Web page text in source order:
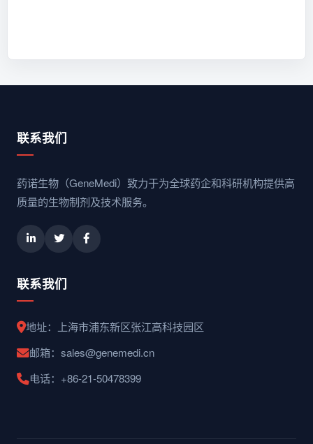
联系我们
药诺生物（GeneMedi）致力于为全球药企和科研机构提供高
质量的生物制剂及技术服务。
联系我们
地址：上海市浦东新区张江高科技园区
邮箱：sales@genemedi.cn
电话：+86-21-50478399